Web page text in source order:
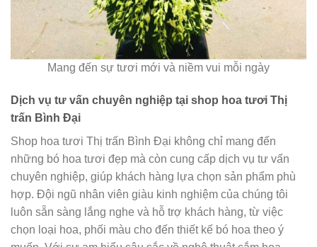
Mang đến sự tươi mới và niềm vui mỗi ngày
Dịch vụ tư vấn chuyên nghiệp tại shop hoa tươi Thị
trấn Bình Đại
Shop hoa tươi Thị trấn Bình Đại không chỉ mang đến
những bó hoa tươi đẹp mà còn cung cấp dịch vụ tư vấn
chuyên nghiệp, giúp khách hàng lựa chọn sản phẩm phù
hợp. Đội ngũ nhân viên giàu kinh nghiệm của chúng tôi
luôn sẵn sàng lắng nghe và hỗ trợ khách hàng, từ việc
chọn loại hoa, phối màu cho đến thiết kế bó hoa theo ý